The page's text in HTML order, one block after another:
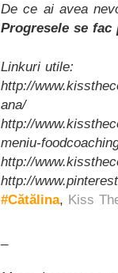
De ce ai avea
Progresele se fac
Linkuri utile:
http://
ana/
http://
meniu-
http://
http://
#Cătălina, Kiss